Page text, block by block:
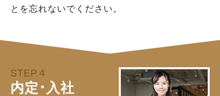
とを忘れないでください。
STEP.4
内定･入社